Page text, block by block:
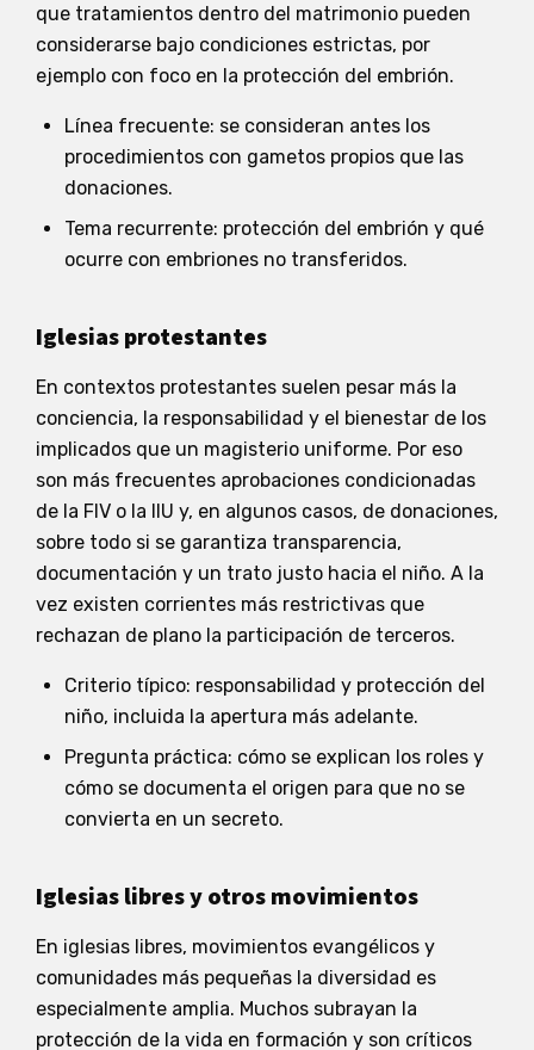
que tratamientos dentro del matrimonio pueden
considerarse bajo condiciones estrictas, por
ejemplo con foco en la protección del embrión.
Línea frecuente: se consideran antes los
procedimientos con gametos propios que las
donaciones.
Tema recurrente: protección del embrión y qué
ocurre con embriones no transferidos.
Iglesias protestantes
En contextos protestantes suelen pesar más la
conciencia, la responsabilidad y el bienestar de los
implicados que un magisterio uniforme. Por eso
son más frecuentes aprobaciones condicionadas
de la FIV o la IIU y, en algunos casos, de donaciones,
sobre todo si se garantiza transparencia,
documentación y un trato justo hacia el niño. A la
vez existen corrientes más restrictivas que
rechazan de plano la participación de terceros.
Criterio típico: responsabilidad y protección del
niño, incluida la apertura más adelante.
Pregunta práctica: cómo se explican los roles y
cómo se documenta el origen para que no se
convierta en un secreto.
Iglesias libres y otros movimientos
En iglesias libres, movimientos evangélicos y
comunidades más pequeñas la diversidad es
especialmente amplia. Muchos subrayan la
protección de la vida en formación y son críticos